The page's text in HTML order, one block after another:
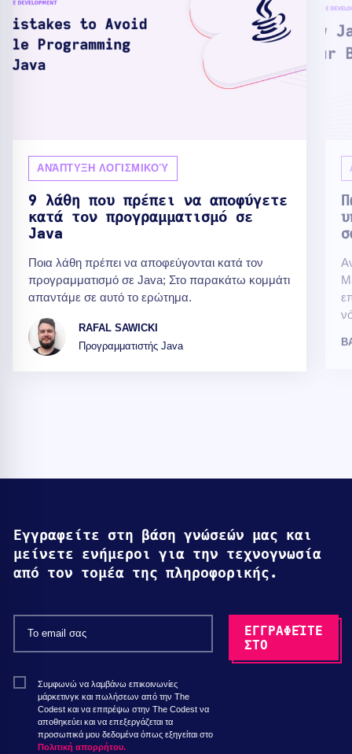
ΑΝΆΠΤΥΞΗ ΛΟΓΙΣΜΙΚΟΎ
9 λάθη που πρέπει να αποφύγετε
κατά τον προγραμματισμό σε
Java
Ποια λάθη πρέπει να αποφεύγονται κατά τον
προγραμματισμό σε Java; Στο παρακάτω κομμάτι
απαντάμε σε αυτό το ερώτημα.
RAFAL SAWICKI
Προγραμματιστής Java
Εγγραφείτε στη βάση γνώσεών μας και
μείνετε ενήμεροι για την τεχνογνωσία
από τον τομέα της πληροφορικής.
Συμφωνώ να λαμβάνω επικοινωνίες
μάρκετινγκ και πωλήσεων από την The
Codest και να επιτρέψω στην The Codest να
αποθηκεύει και να επεξεργάζεται τα
προσωπικά μου δεδομένα όπως εξηγείται στο
Πολιτική απορρήτου.